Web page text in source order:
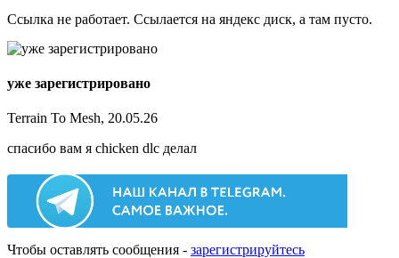
Ссылка не работает. Ссылается на яндекс диск, а там пусто.
уже зарегистрировано
Terrain To Mesh, 20.05.26
спасибо вам я chicken dlc делал
Чтобы оставлять сообщения - зарегистрируйтесь